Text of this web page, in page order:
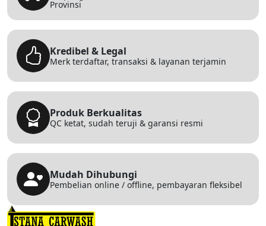
Provinsi
Kredibel & Legal
Merk terdaftar, transaksi & layanan terjamin
Produk Berkualitas
QC ketat, sudah teruji & garansi resmi
Mudah Dihubungi
Pembelian online / offline, pembayaran fleksibel